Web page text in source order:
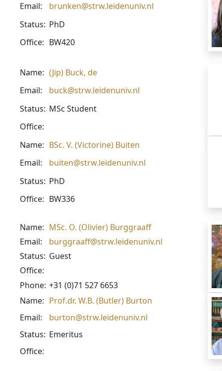
Email:
brunken@strw.leidenuniv.nl
Status: PhD
Office: BW420
Name: (Jip) Buck, de
Email:
buck@strw.leidenuniv.nl
Status: MSc Student
Office:
Name: BSc. V. (Victorine) Buiten
Email:
buiten@strw.leidenuniv.nl
Status: PhD
Office: BW336
Name: MSc. O. (Olivier) Burggraaff
Email:
burggraaff@strw.leidenuniv.nl
Status: Guest
Office:
Phone: +31 (0)71 527 6653
Name: Prof.dr. W.B. (Butler) Burton
Email:
burton@strw.leidenuniv.nl
Status: Emeritus
Office: